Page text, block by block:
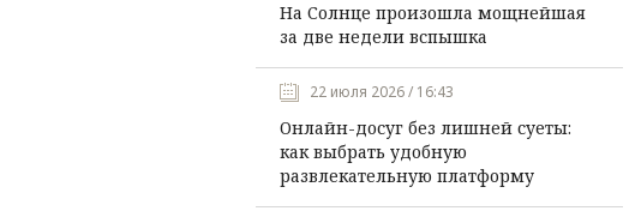
На Солнце произошла мощнейшая
за две недели вспышка
22 июля 2026 / 16:43
Онлайн-досуг без лишней суеты:
как выбрать удобную
развлекательную платформу